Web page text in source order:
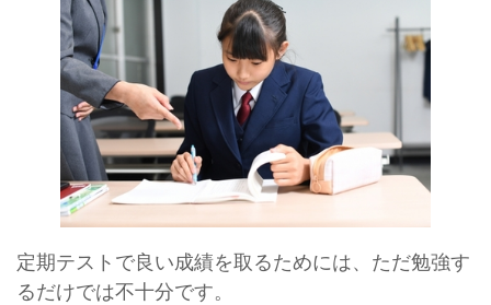
定期テストで良い成績を取るためには、ただ勉強す
るだけでは不十分です。